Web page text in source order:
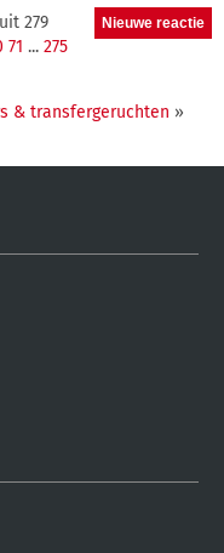
279
71 ... 275
& transfergeruchten »